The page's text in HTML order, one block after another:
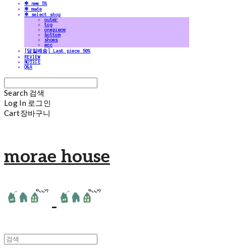
✻ new 5%
✻ made
✻ select shop
outer
top
onepiece
bottom
shoes
acc
[당일배송] Last piece 50%
REVIEW
NOTICE
Q&A
Search 검색
Log In 로그인
Cart장바구니
morae house